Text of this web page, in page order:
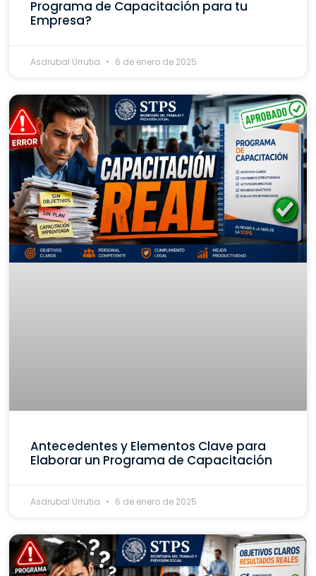
Programa de Capacitación para tu
Empresa?
Asdrubal Urrutia 6 de enero de 2025
Antecedentes y Elementos Clave para
Elaborar un Programa de Capacitación
Asdrubal Urrutia 6 de enero de 2025